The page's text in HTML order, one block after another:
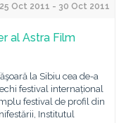
25 Oct 2011 - 30 Oct 2011
al Astra Film
la Sibiu cea de-a
festival internațional
festival de profil din
Institutul